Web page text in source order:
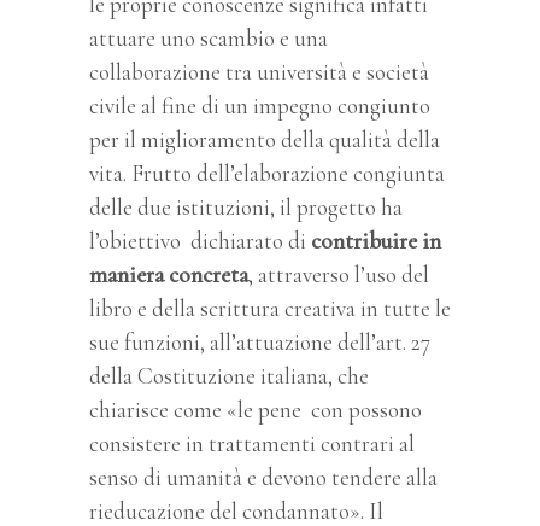
attuare uno scambio e una
collaborazione tra università e società
civile al fine di un impegno congiunto
per il miglioramento della qualità della
vita. Frutto dell’elaborazione congiunta
delle due istituzioni, il progetto ha
l’obiettivo dichiarato di contribuire in
maniera concreta, attraverso l’uso del
libro e della scrittura creativa in tutte le
sue funzioni, all’attuazione dell’art. 27
della Costituzione italiana, che
chiarisce come «le pene con possono
consistere in trattamenti contrari al
senso di umanità e devono tendere alla
rieducazione del condannato». Il